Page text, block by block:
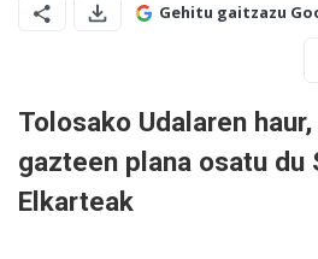
Gehitu gaitzazu
Tolosako Udalaren
gazteen plana osatu du
Elkarteak